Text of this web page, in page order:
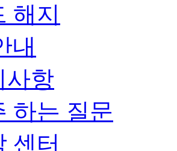
해지
내
사항
하는 질문
센터